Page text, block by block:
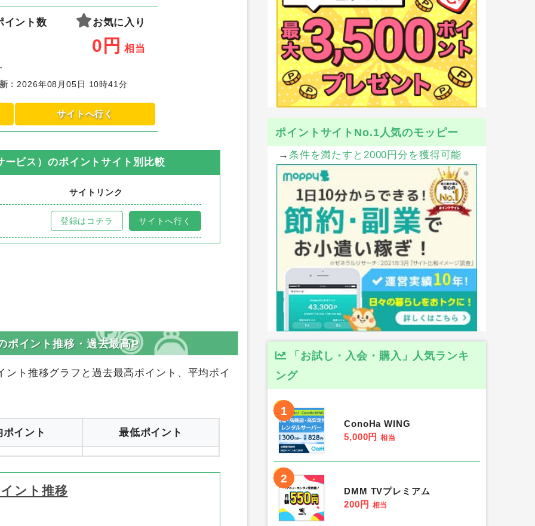
イント数 お気に入り
0 円 相当
： 2026年08月05日 10時41分
サイトへ行く
ビス） のポイントサイト別比較
サイトリンク
登録はコチラ サイトへ行く
ポイント推移・過去最高P
ント推移グラフと過去最高ポイント、平均ポイ
ポイント 最低ポイント
ント推移
ポイントサイトNo.1人気のモッピー
→ 条件を満たすと2000円分を獲得可能
「お試し・入会・購入」人気ランキ
ング
1
ConoHa WING
5,000円 相当
2
DMM TVプレミアム
200円 相当